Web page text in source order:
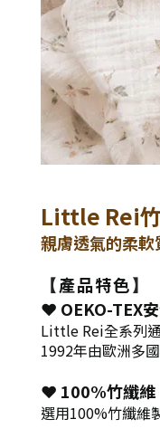
Little Rei
親膚透氣的柔軟
【 產品特色 】
❤ OEKO-TEX
Little Rei全系列
1992年由歐洲多
❤ 100%竹纖維
選用100%竹纖維